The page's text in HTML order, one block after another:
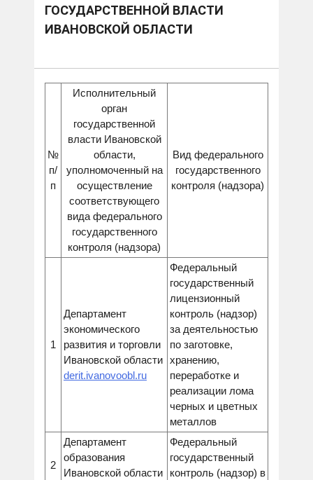
ГОСУДАРСТВЕННОЙ ВЛАСТИ
ИВАНОВСКОЙ ОБЛАСТИ
№
п/
п
Исполнительный
орган
государственной
власти Ивановской
области,
уполномоченный на
осуществление
соответствующего
вида федерального
государственного
контроля (надзора)
Вид федерального
государственного
контроля (надзора)
1
Департамент
экономического
развития и торговли
Ивановской области
derit.ivanovoobl.ru
Федеральный
государственный
лицензионный
контроль (надзор)
за деятельностью
по заготовке,
хранению,
переработке и
реализации лома
черных и цветных
металлов
2
Департамент
образования
Ивановской области
Федеральный
государственный
контроль (надзор) в